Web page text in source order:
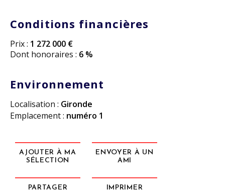
Conditions financières
Prix : 1 272 000 €
Dont honoraires : 6 %
Environnement
Localisation : Gironde
Emplacement : numéro 1
AJOUTER À MA
SÉLECTION
ENVOYER À UN
AMI
PARTAGER IMPRIMER